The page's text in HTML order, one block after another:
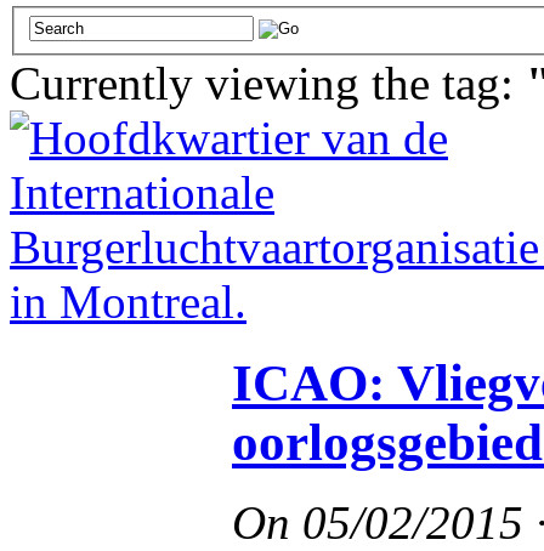
Currently viewing the tag:
ICAO:
On 05/02/2015